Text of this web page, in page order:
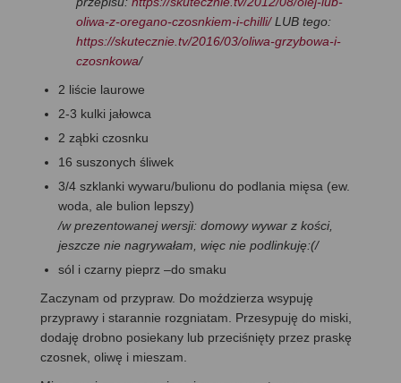
oliwa-z-oregano-czosnkiem-i-chilli/LUB tego:
https://skutecznie.tv/2016/03/oliwa-grzybowa-i-
czosnkowa/
2 liście laurowe
2-3 kulki jałowca
2 ząbki czosnku
16 suszonych śliwek
3/4 szklanki wywaru/bulionu do podlania mięsa (ew.
woda, ale bulion lepszy)
/w prezentowanej wersji: domowy wywar z kości,
jeszcze nie nagrywałam, więc nie podlinkuję:(/
sól i czarny pieprz –do smaku
Zaczynam od przypraw. Do moździerza wsypuję
przyprawy i starannie rozgniatam. Przesypuję do miski,
dodaję drobno posiekany lub przeciśnięty przez praskę
czosnek, oliwę i mieszam.